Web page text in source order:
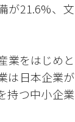
が21.6%、文
業をはじめと
は日本企業が
持つ中小企業